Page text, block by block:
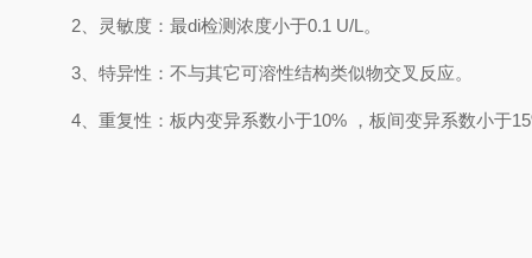
2、 灵敏度：最di检测浓度小于0.1 U/L 。
3、 特异性：不与其它可溶性结构类似物交叉反应。
4、 重复性：板内变异系数小于10% ， 板间变异系数小于15